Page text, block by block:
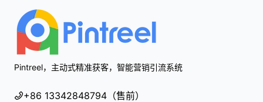
Pintreel，主动式精准获客，智能营销引流系统
+86 13342848794（售前）